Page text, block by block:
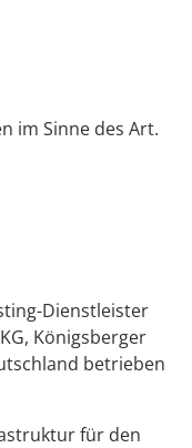
im Sinne des Art.
Dienstleister
Königsberger
betrieben
für den